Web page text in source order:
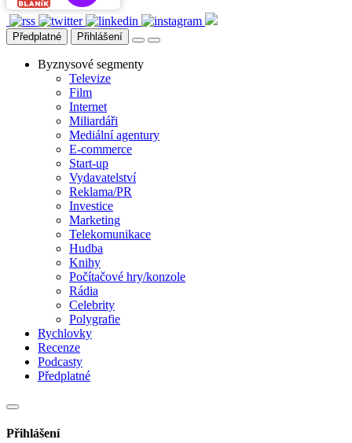
Předplatné Přihlášení
Byznysové segmenty
Televize
Film
Internet
Miliardáři
Mediální agentury
E-commerce
Start-up
Vydavatelství
Reklama/PR
Investice
Marketing
Telekomunikace
Hudba
Knihy
Počítačové hry/konzole
Rádia
Celebrity
Polygrafie
Rychlovky
Recenze
Podcasty
Předplatné
Přihlášení